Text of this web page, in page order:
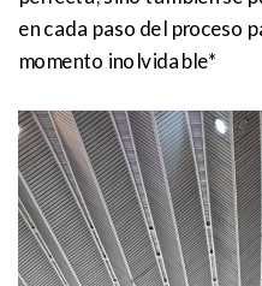
en cada paso del proceso
momento inolvidable*